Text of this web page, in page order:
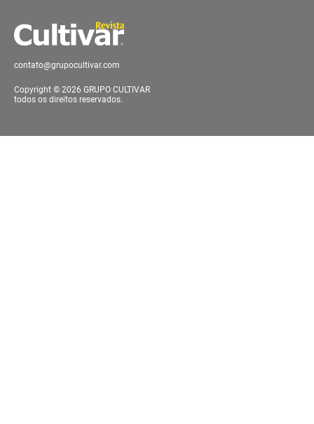
contato@grupocultivar.com
Copyright © 2026 GRUPO CULTIVAR
todos os direitos reservados.